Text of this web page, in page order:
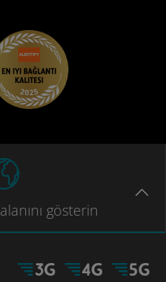
alanını gösterin